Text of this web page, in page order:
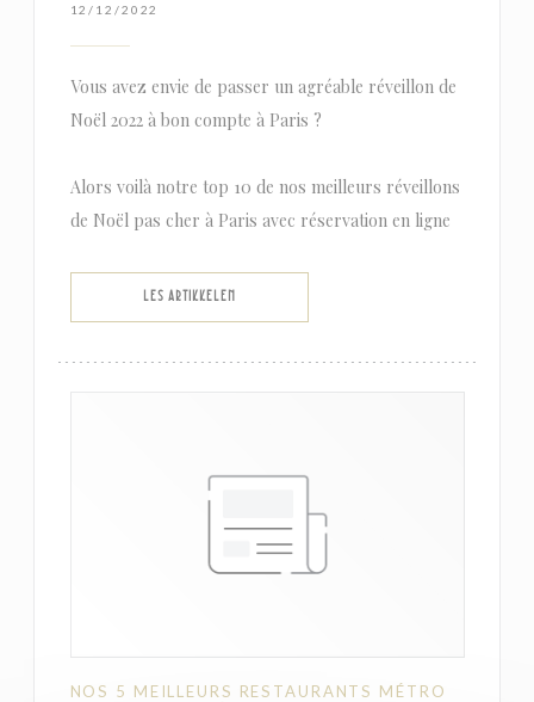
12/12/2022
Vous avez envie de passer un agréable réveillon de
Noël 2022 à bon compte à Paris ?
Alors voilà notre top 10 de nos meilleurs réveillons
de Noël pas cher à Paris avec réservation en ligne
LES ARTIKKELEN
NOS 5 MEILLEURS RESTAURANTS MÉTRO